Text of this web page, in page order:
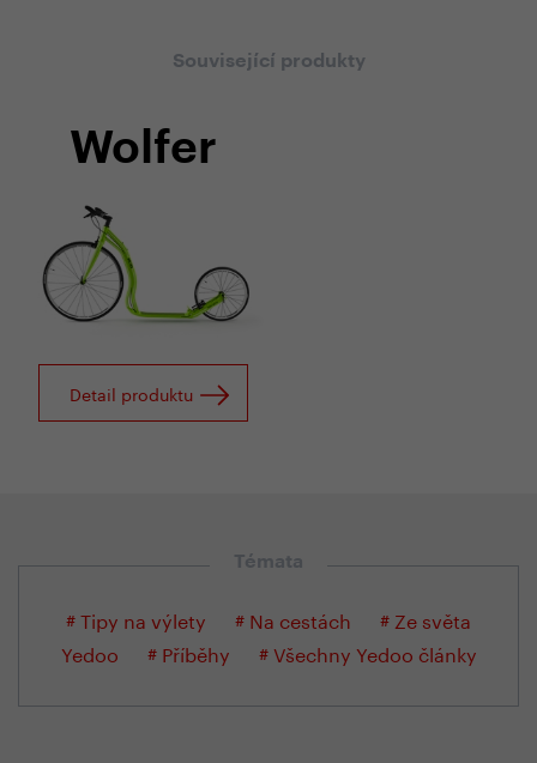
Související produkty
Wolfer
Detail produktu
Témata
# Tipy na výlety # Na cestách
# Ze světa
Yedoo
# Příběhy # Všechny Yedoo články